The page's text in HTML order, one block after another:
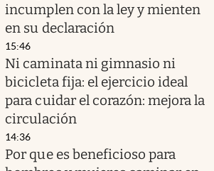
incumplen con la ley y mienten
en su declaración
15:46
Ni caminata ni gimnasio ni
bicicleta fija: el ejercicio ideal
para cuidar el corazón: mejora la
circulación
14:36
Por que es beneficioso para